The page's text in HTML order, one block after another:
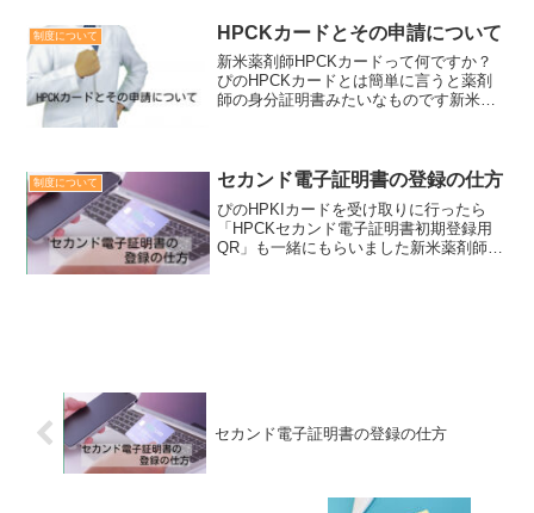
すね。いまいち違いがよく分からなくな
ってきました・・・...
制度について HPCKカードとその申請について
新米薬剤師HPCKカードって何ですか？
ぴのHPCKカードとは簡単に言うと薬剤
師の身分証明書みたいなものです新米薬
認定薬剤師...
制度について セカンド電子証明書の登録の仕方
ぴのHPKIカードを受け取りに行ったら
「HPCKセカンド電子証明書初期登録用
QR」も一緒にもらいました新米薬剤師セ
セカンド電子証明書の登録の仕方